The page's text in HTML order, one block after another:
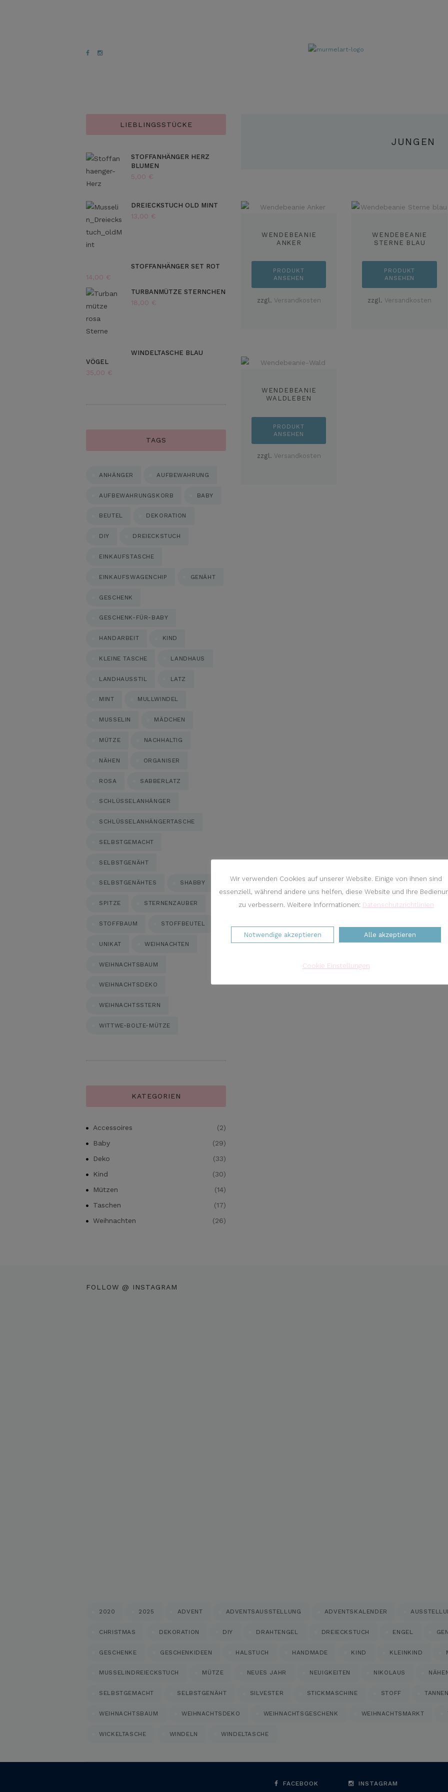
JUNGEN
WENDEBEANIE
ANKER
PRODUKT
ANSEHEN
zzgl. Versandkosten
WENDEBEANIE
STERNE BLAU
PRODUKT
ANSEHEN
zzgl. Versandkosten
WENDEBEANIE
WALDLEBEN
PRODUKT
ANSEHEN
zzgl. Versandkosten
LIEBLINGSSTÜCKE
STOFFANHÄNGER HERZ
BLUMEN
5,00 €
DREIECKSTUCH OLD MINT
13,00 €
STOFFANHÄNGER SET ROT
14,00 €
TURBANMÜTZE STERNCHEN
18,00 €
WINDELTASCHE BLAU
VÖGEL
35,00 €
TAGS
ANHÄNGER AUFBEWAHRUNG
AUFBEWAHRUNGSKORB BABY
BEUTEL DEKORATION
DIY DREIECKSTUCH
EINKAUFSTASCHE
EINKAUFSWAGENCHIP GENÄHT
GESCHENK
GESCHENK-FÜR-BABY
HANDARBEIT KIND
KLEINE TASCHE LANDHAUS
LANDHAUSSTIL LATZ
MINT MULLWINDEL
MUSSELIN MÄDCHEN
MÜTZE NACHHALTIG
NÄHEN ORGANISER
ROSA SABBERLATZ
SCHLÜSSELANHÄNGER
SCHLÜSSELANHÄNGERTASCHE
SELBSTGEMACHT
SELBSTGENÄHT
SELBSTGENÄHTES SHABBY
SPITZE STERNENZAUBER
STOFFBAUM STOFFBEUTEL
UNIKAT WEIHNACHTEN
WEIHNACHTSBAUM
WEIHNACHTSDEKO
WEIHNACHTSSTERN
WITTWE-BOLTE-MÜTZE
KATEGORIEN
Accessoires
(2)
Baby
(29)
Deko
(33)
Kind
(30)
Mützen
(14)
Taschen
(17)
Weihnachten
(26)
FOLLOW @ INSTAGRAM
2020 2025 ADVENT ADVENTSAUSSTELLUNG ADVENTSKALENDER
CHRISTMAS DEKORATION DIY DRAHTENGEL DREIECKSTUCH ENGEL
GESCHENKE GESCHENKIDEEN HALSTUCH HANDMADE KIND KLEINKIND
MUSSELINDREIECKSTUCH MÜTZE NEUES JAHR NEUIGKEITEN NIKOLAUS
SELBSTGEMACHT SELBSTGENÄHT SILVESTER STICKMASCHINE STOFF
WEIHNACHTSBAUM WEIHNACHTSDEKO WEIHNACHTSGESCHENK WEIHNACHTSMARKT
WICKELTASCHE WINDELN WINDELTASCHE
FACEBOOK INSTAGRAM
Wir verwenden Cookies auf unserer Website. Einige von ihnen sind
essenziell, während andere uns helfen, diese Website und Ihre
zu verbessern. Weitere Informationen: Datenschutzrichtlinien
Notwendige akzeptieren Alle akzeptieren
Cookie Einstellungen